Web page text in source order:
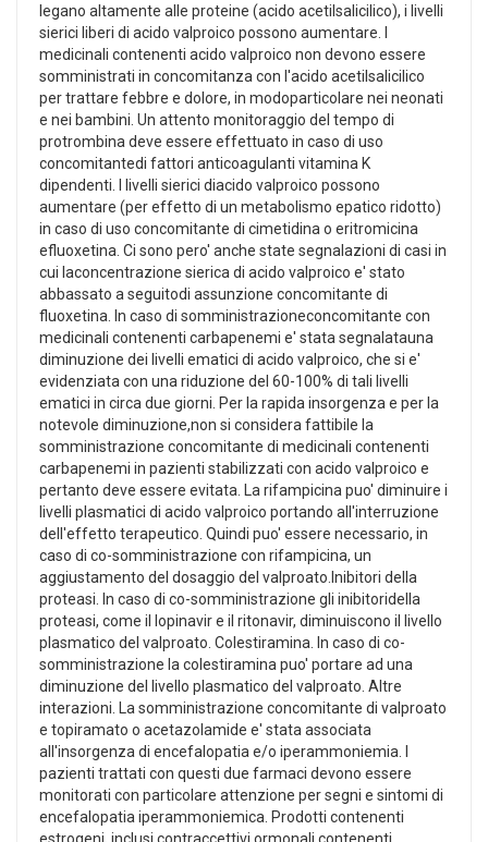
legano altamente alle proteine (acido acetilsalicilico), i livelli
sierici liberi di acido valproico possono aumentare. I
medicinali contenenti acido valproico non devono essere
somministrati in concomitanza con l'acido acetilsalicilico
per trattare febbre e dolore, in modoparticolare nei neonati
e nei bambini. Un attento monitoraggio del tempo di
protrombina deve essere effettuato in caso di uso
concomitantedi fattori anticoagulanti vitamina K
dipendenti. I livelli sierici diacido valproico possono
aumentare (per effetto di un metabolismo epatico ridotto)
in caso di uso concomitante di cimetidina o eritromicina
efluoxetina. Ci sono pero' anche state segnalazioni di casi in
cui laconcentrazione sierica di acido valproico e' stato
abbassato a seguitodi assunzione concomitante di
fluoxetina. In caso di somministrazioneconcomitante con
medicinali contenenti carbapenemi e' stata segnalatauna
diminuzione dei livelli ematici di acido valproico, che si e'
evidenziata con una riduzione del 60-100% di tali livelli
ematici in circa due giorni. Per la rapida insorgenza e per la
notevole diminuzione,non si considera fattibile la
somministrazione concomitante di medicinali contenenti
carbapenemi in pazienti stabilizzati con acido valproico e
pertanto deve essere evitata. La rifampicina puo' diminuire i
livelli plasmatici di acido valproico portando all'interruzione
dell'effetto terapeutico. Quindi puo' essere necessario, in
caso di co-somministrazione con rifampicina, un
aggiustamento del dosaggio del valproato.Inibitori della
proteasi. In caso di co-somministrazione gli inibitoridella
proteasi, come il lopinavir e il ritonavir, diminuiscono il livello
plasmatico del valproato. Colestiramina. In caso di co-
somministrazione la colestiramina puo' portare ad una
diminuzione del livello plasmatico del valproato. Altre
interazioni. La somministrazione concomitante di valproato
e topiramato o acetazolamide e' stata associata
all'insorgenza di encefalopatia e/o iperammoniemia. I
pazienti trattati con questi due farmaci devono essere
monitorati con particolare attenzione per segni e sintomi di
encefalopatia iperammoniemica. Prodotti contenenti
estrogeni, inclusi contraccettivi ormonali contenenti